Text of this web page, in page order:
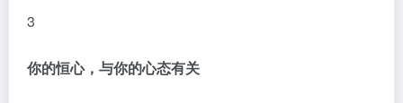
3
你的恒心，与你的心态有关